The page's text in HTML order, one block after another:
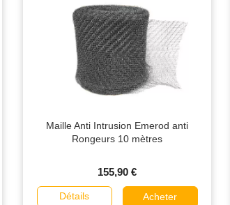
Maille Anti Intrusion Emerod anti
Rongeurs 10 mètres
155,90 €
Détails Acheter